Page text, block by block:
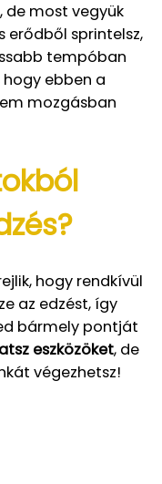
de most vegyük
erődből sprintelsz,
tempóban
hogy ebben a
mozgásban
hogy rendkívül
az edzést, így
bármely pontját
eszközöket, de
végezhetsz!